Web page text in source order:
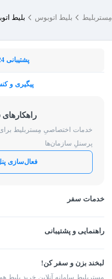
مِستربلیط بلیط اتوبوس بلیط
پشتیبانی 24 ساعته
پیگیری و
خدمات اختصاصیِ مِستربلیط
پرسنلِ سازمان‌ها
فعال‌سازی
خدمات سفر
بلیط قطار
راهنمایی و پشتیبانی
شرایط و مقررات
راهکار سازمانی
لبخند بزن و سفر کن!
مِستربلیط سامانه آنلاین خرید بلیط